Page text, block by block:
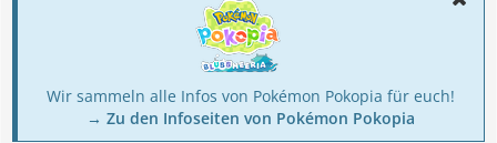
Wir sammeln alle Infos von Pokémon Pokopia für euch!
→ Zu den Infoseiten von Pokémon Pokopia